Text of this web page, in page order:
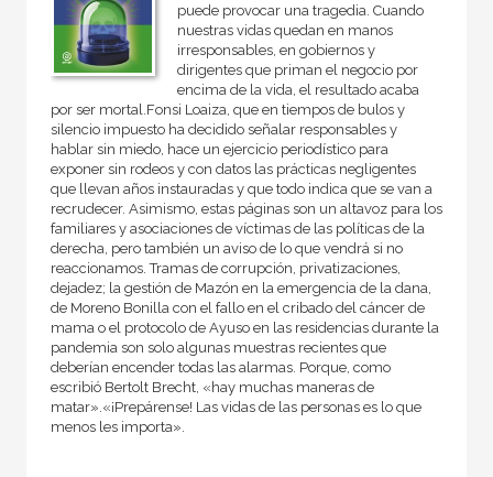
puede provocar una tragedia. Cuando
nuestras vidas quedan en manos
irresponsables, en gobiernos y
dirigentes que priman el negocio por
encima de la vida, el resultado acaba
por ser mortal.Fonsi Loaiza, que en tiempos de bulos y
silencio impuesto ha decidido señalar responsables y
hablar sin miedo, hace un ejercicio periodístico para
exponer sin rodeos y con datos las prácticas negligentes
que llevan años instauradas y que todo indica que se van a
recrudecer. Asimismo, estas páginas son un altavoz para los
familiares y asociaciones de víctimas de las políticas de la
derecha, pero también un aviso de lo que vendrá si no
reaccionamos. Tramas de corrupción, privatizaciones,
dejadez; la gestión de Mazón en la emergencia de la dana,
de Moreno Bonilla con el fallo en el cribado del cáncer de
mama o el protocolo de Ayuso en las residencias durante la
pandemia son solo algunas muestras recientes que
deberían encender todas las alarmas. Porque, como
escribió Bertolt Brecht, «hay muchas maneras de
matar».«¡Prepárense! Las vidas de las personas es lo que
menos les importa».